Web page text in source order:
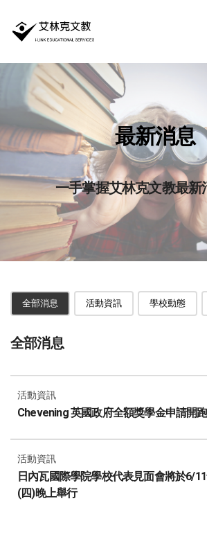
最新消息
一手掌握艾林克文教最新
全部消息 活動資訊 學校動態
全部消息
活動資訊
Chevening 英國政府全額獎學金申請開
活動資訊
日內瓦國際學院學校代表見面會將於6/
(四)晚上舉行